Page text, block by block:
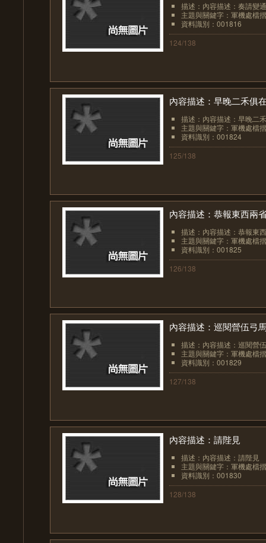
描述：內容描述：奏請變
主題與關鍵字：軍機處檔
資料識別：001816
124/138
內容描述：早晚二禾俱
描述：內容描述：早晚二
主題與關鍵字：軍機處檔
資料識別：001824
125/138
內容描述：恭報東西兩
描述：內容描述：恭報東
主題與關鍵字：軍機處檔
資料識別：001825
126/138
內容描述：巡閱營伍弓
描述：內容描述：巡閱營
主題與關鍵字：軍機處檔
資料識別：001829
127/138
內容描述：請陛見
描述：內容描述：請陛見
主題與關鍵字：軍機處檔
資料識別：001830
128/138